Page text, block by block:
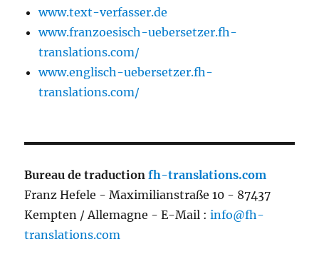
www.text-verfasser.de
www.franzoesisch-uebersetzer.fh-
translations.com/
www.englisch-uebersetzer.fh-
translations.com/
Bureau de traductionfh-translations.com
Franz Hefele - Maximilianstraße 10 - 87437
Kempten / Allemagne - E-Mail :info@fh-
translations.com